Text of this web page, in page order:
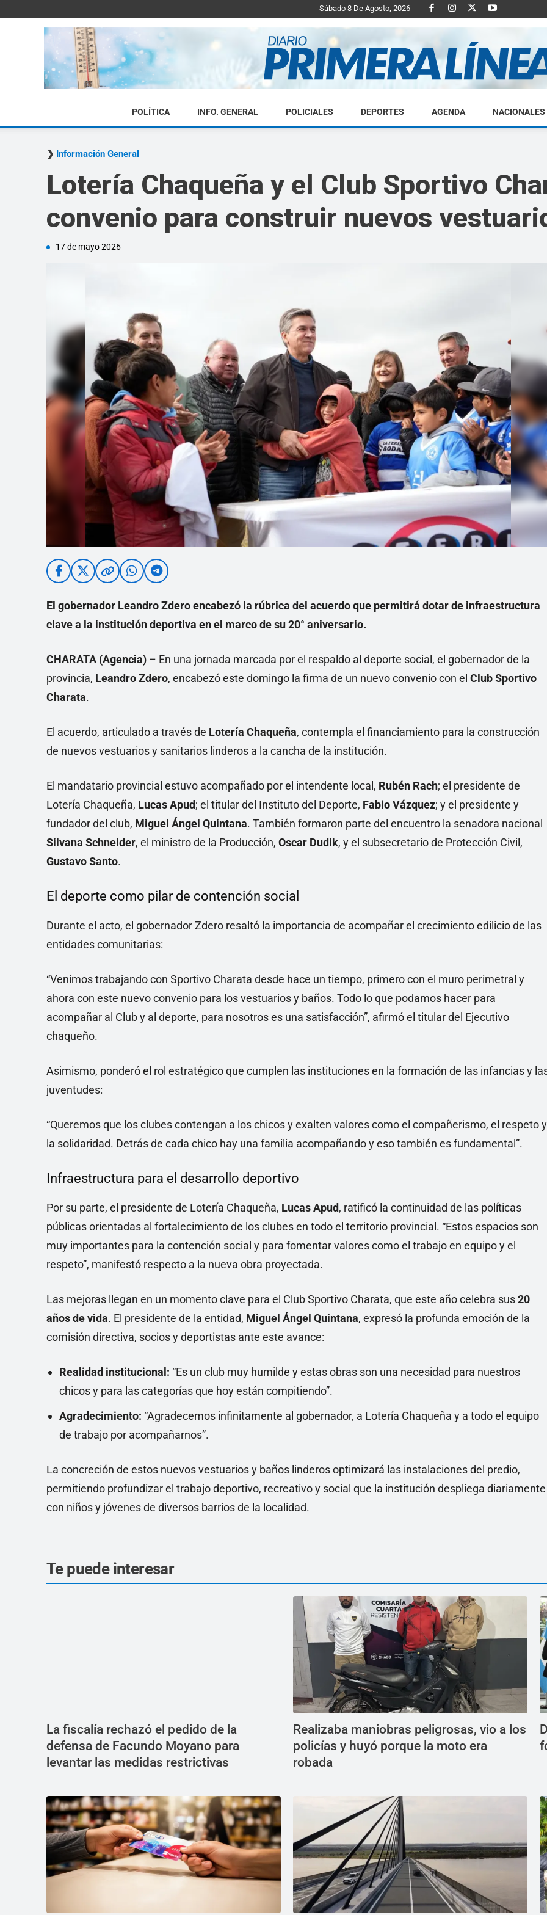
Sábado 8 De Agosto, 2026
Diario
POLÍTICA INFO. GENERAL POLICIALES DEPORTES AGENDA NACIONALES
Información General
Lotería Chaqueña y el Club Sportivo
convenio para construir nuevos
17 de mayo 2026
El gobernador Leandro Zdero encabezó la rúbrica del acuerdo que permitirá dotar de infraestructura
clave a la institución deportiva en el marco de su 20° aniversario.
CHARATA (Agencia) – En una jornada marcada por el respaldo al deporte social, el gobernador de la
provincia, Leandro Zdero, encabezó este domingo la firma de un nuevo convenio con el Club Sportivo
Charata.
El acuerdo, articulado a través de Lotería Chaqueña, contempla el financiamiento para la construcción
de nuevos vestuarios y sanitarios linderos a la cancha de la institución.
El mandatario provincial estuvo acompañado por el intendente local, Rubén Rach; el presidente de
Lotería Chaqueña, Lucas Apud; el titular del Instituto del Deporte, Fabio Vázquez; y el presidente y
fundador del club, Miguel Ángel Quintana. También formaron parte del encuentro la senadora nacional
Silvana Schneider, el ministro de la Producción, Oscar Dudik, y el subsecretario de Protección Civil,
Gustavo Santo.
El deporte como pilar de contención social
Durante el acto, el gobernador Zdero resaltó la importancia de acompañar el crecimiento edilicio de las
entidades comunitarias:
“Venimos trabajando con Sportivo Charata desde hace un tiempo, primero con el muro perimetral y
ahora con este nuevo convenio para los vestuarios y baños. Todo lo que podamos hacer para
acompañar al Club y al deporte, para nosotros es una satisfacción”, afirmó el titular del Ejecutivo
chaqueño.
Asimismo, ponderó el rol estratégico que cumplen las instituciones en la formación de las infancias y
juventudes:
“Queremos que los clubes contengan a los chicos y exalten valores como el compañerismo, el respeto y
la solidaridad. Detrás de cada chico hay una familia acompañando y eso también es fundamental”.
Infraestructura para el desarrollo deportivo
Por su parte, el presidente de Lotería Chaqueña, Lucas Apud, ratificó la continuidad de las políticas
públicas orientadas al fortalecimiento de los clubes en todo el territorio provincial. “Estos espacios son
muy importantes para la contención social y para fomentar valores como el trabajo en equipo y el
respeto”, manifestó respecto a la nueva obra proyectada.
Las mejoras llegan en un momento clave para el Club Sportivo Charata, que este año celebra sus20
años de vida. El presidente de la entidad, Miguel Ángel Quintana, expresó la profunda emoción de la
comisión directiva, socios y deportistas ante este avance:
Realidad institucional: “Es un club muy humilde y estas obras son una necesidad para nuestros
chicos y para las categorías que hoy están compitiendo”.
Agradecimiento: “Agradecemos infinitamente al gobernador, a Lotería Chaqueña y a todo el equipo
de trabajo por acompañarnos”.
La concreción de estos nuevos vestuarios y baños linderos optimizará las instalaciones del predio,
permitiendo profundizar el trabajo deportivo, recreativo y social que la institución despliega diariamente
con niños y jóvenes de diversos barrios de la localidad.
Te puede interesar
La fiscalía rechazó el pedido de la
defensa de Facundo Moyano para
levantar las medidas restrictivas
Realizaba maniobras peligrosas, vio a los
policías y huyó porque la moto era
robada